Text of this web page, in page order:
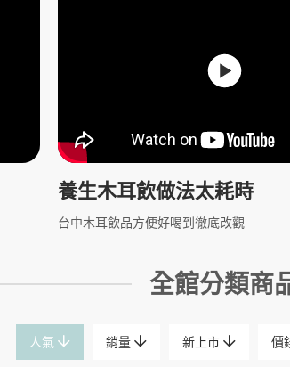
養生木耳飲做法太耗時
台中木耳飲品方便好喝到徹底改觀
全館分類商
人氣 銷量 新上市 價